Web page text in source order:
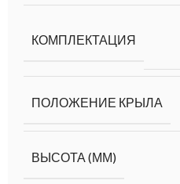
КОМПЛЕКТАЦИЯ
ПОЛОЖЕНИЕ КРЫЛА
ВЫСОТА (ММ)